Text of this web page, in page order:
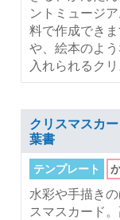
ントミュージ
料で作成でき
や、絵本のよ
入れられるク
クリスマスカ
葉書
テンプレート
水彩や手描き
スマスカード